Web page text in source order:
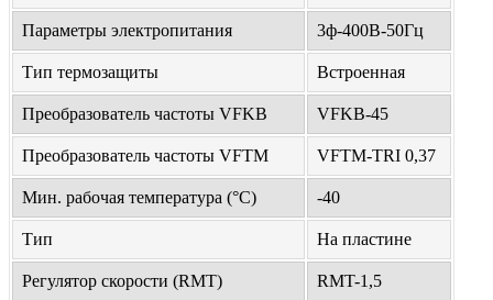
Параметры электропитания 3ф-400В-50Гц
Тип термозащиты Встроенная
Преобразователь частоты VFKB VFKB-45
Преобразователь частоты VFTM VFTM-TRI 0,37
Мин. рабочая температура (°С) -40
Тип На пластине
Регулятор скорости (RMT) RMT-1,5